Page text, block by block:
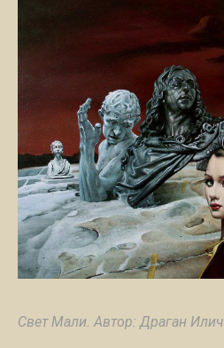
Свет Мали. Автор: Драган Илич